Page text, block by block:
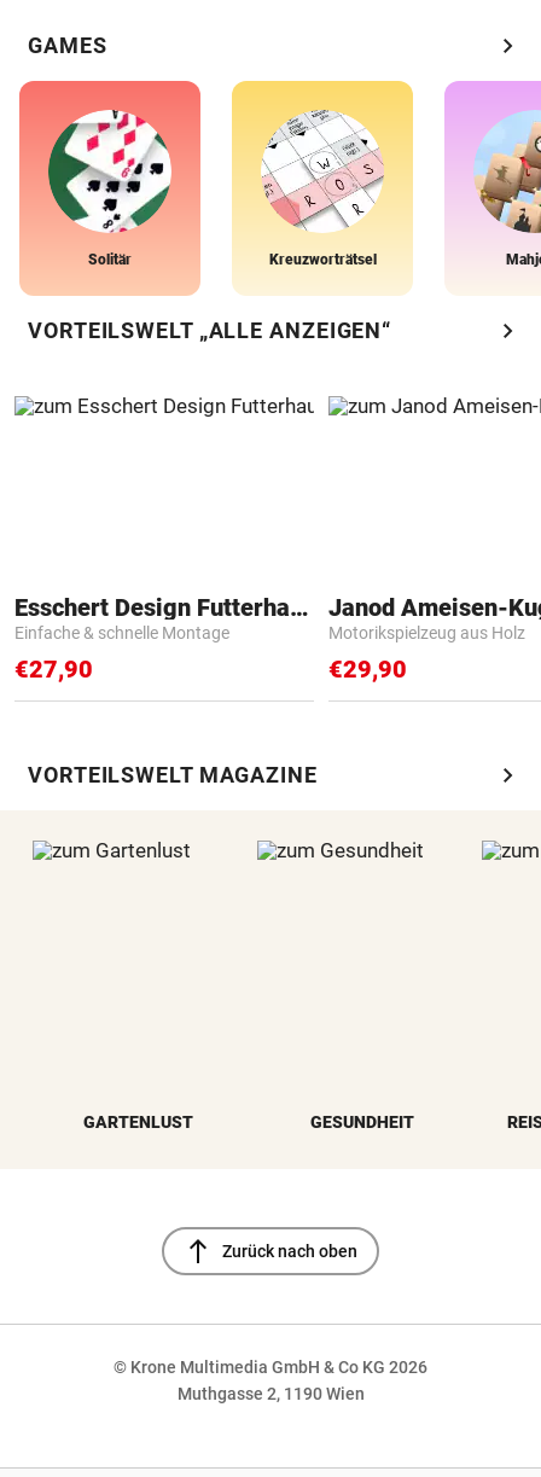
GAMES chevron_right
Solitär Kreuzworträtsel
VORTEILSWELT „ALLE ANZEIGEN“ chevron_right
Esschert Design Futterhaus
Einfache & schnelle Montage
€27,90
Janod Ameisen-
Motorikspielzeug aus Holz
€29,90
VORTEILSWELT MAGAZINE chevron_right
GARTENLUST GESUNDHEIT
north Zurück nach oben
© Krone Multimedia GmbH & Co KG 2026
Muthgasse 2, 1190 Wien